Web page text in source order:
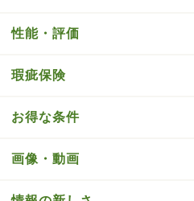
性能・評価
瑕疵保険
お得な条件
画像・動画